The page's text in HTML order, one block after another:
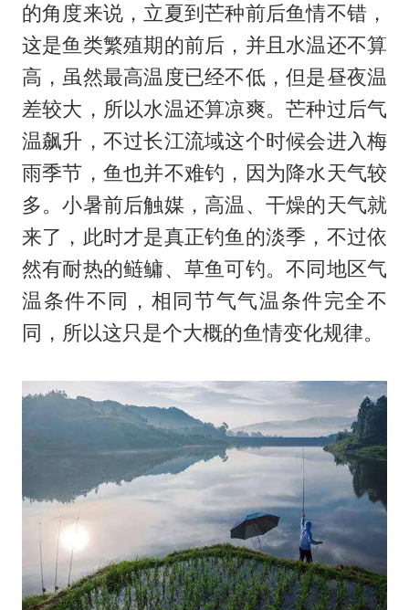
的角度来说，立夏到芒种前后鱼情不错，
这是鱼类繁殖期的前后，并且水温还不算
高，虽然最高温度已经不低，但是昼夜温
差较大，所以水温还算凉爽。芒种过后气
温飙升，不过长江流域这个时候会进入梅
雨季节，鱼也并不难钓，因为降水天气较
多。小暑前后触媒，高温、干燥的天气就
来了，此时才是真正钓鱼的淡季，不过依
然有耐热的鲢鳙、草鱼可钓。不同地区气
温条件不同，相同节气气温条件完全不
同，所以这只是个大概的鱼情变化规律。